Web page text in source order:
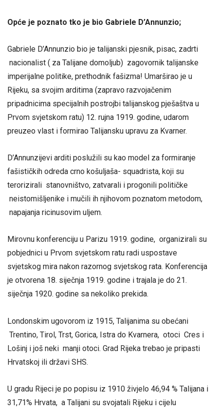
Opće je poznato tko je bio Gabriele D’Annunzio;
Gabriele D’Annunzio bio je talijanski pjesnik, pisac, zadrti
nacionalist ( za Talijane domoljub) zagovornik talijanske
imperijalne politike, prethodnik fašizma! Umarširao je u
Rijeku, sa svojim arditima (zapravo razvojačenim
pripadnicima specijalnih postrojbi talijanskog pješaštva u
Prvom svjetskom ratu) 12. rujna 1919. godine, udarom
preuzeo vlast i formirao Talijansku upravu za Kvarner.
D’Annunzijevi arditi poslužili su kao model za formiranje
fašističkih odreda crno košuljaša- squadrista, koji su
terorizirali stanovništvo, zatvarali i progonili političke
neistomišljenike i mučili ih njihovom poznatom metodom,
napajanja ricinusovim uljem.
Mirovnu konferenciju u Parizu 1919. godine, organizirali su
pobjednici u Prvom svjetskom ratu radi uspostave
svjetskog mira nakon razornog svjetskog rata. Konferencija
je otvorena 18. siječnja 1919. godine i trajala je do 21.
siječnja 1920. godine sa nekoliko prekida.
Londonskim ugovorom iz 1915, Talijanima su obećani
Trentino, Tirol, Trst, Gorica, Istra do Kvarnera, otoci Cres i
Lošinj i još neki manji otoci. Grad Rijeka trebao je pripasti
Hrvatskoj ili državi SHS.
U gradu Rijeci je po popisu iz 1910 živjelo 46,94 % Talijana i
31,71% Hrvata, a Talijani su svojatali Rijeku i cijelu